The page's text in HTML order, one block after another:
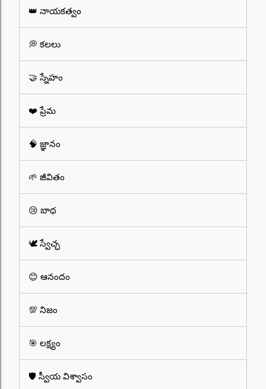
👑 నాయకత్వం
💭 కలలు
🤝 స్నేహం
❤️ ప్రేమ
🧠 జ్ఞానం
🌱 జీవితం
😢 బాధ
🕊️ స్వేచ్ఛ
😊 ఆనందం
💯 నిజం
🎯 లక్ష్యం
🛡️ స్వీయ విశ్వాసం